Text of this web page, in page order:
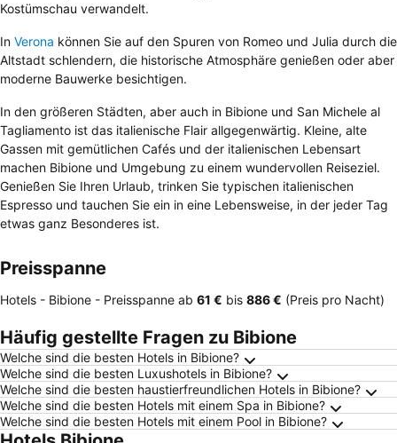
Kostümschau verwandelt.
In Verona können Sie auf den Spuren von Romeo und Julia durch die
Altstadt schlendern, die historische Atmosphäre genießen oder aber
moderne Bauwerke besichtigen.
In den größeren Städten, aber auch in Bibione und San Michele al
Tagliamento ist das italienische Flair allgegenwärtig. Kleine, alte
Gassen mit gemütlichen Cafés und der italienischen Lebensart
machen Bibione und Umgebung zu einem wundervollen Reiseziel.
Genießen Sie Ihren Urlaub, trinken Sie typischen italienischen
Espresso und tauchen Sie ein in eine Lebensweise, in der jeder Tag
etwas ganz Besonderes ist.
Preisspanne
Hotels - Bibione - Preisspanne ab ‎61 € bis ‎886 € (Preis pro Nacht)
Häufig gestellte Fragen zu Bibione
Welche sind die besten Hotels in Bibione?
Welche sind die besten Luxushotels in Bibione?
Welche sind die besten haustierfreundlichen Hotels in Bibione?
Welche sind die besten Hotels mit einem Spa in Bibione?
Welche sind die besten Hotels mit einem Pool in Bibione?